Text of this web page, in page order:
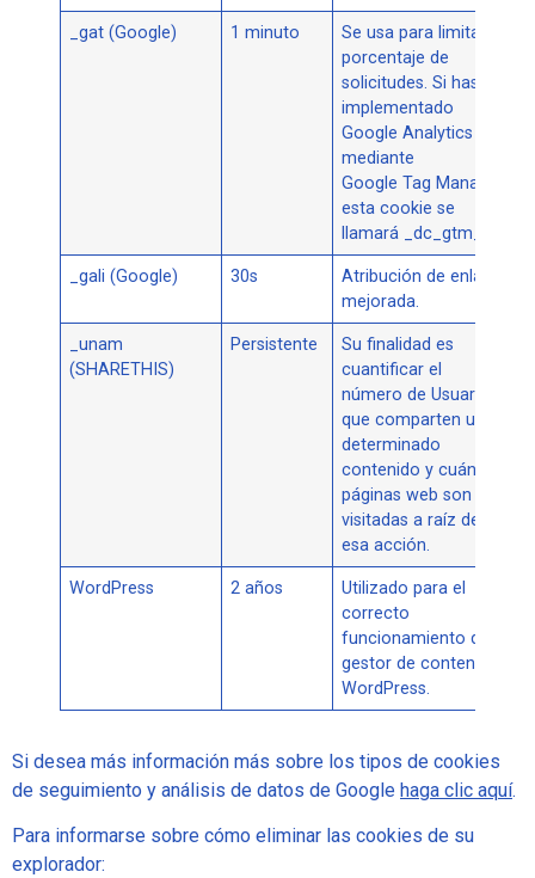
_gat (Google) 1 minuto
Se usa para limitar el
porcentaje de
solicitudes. Si has
implementado
Google Analytics
mediante
Google Tag Manager,
esta cookie se
llamará _dc_gtm_
_gali (Google) 30s
Atribución de enlace
mejorada.
_unam
(SHARETHIS)
Persistente
Su finalidad es
cuantificar el
número de Usuarios
que comparten un
determinado
contenido y cuántas
páginas web son
visitadas a raíz de
esa acción.
WordPress 2 años
Utilizado para el
correcto
funcionamiento del
gestor de contenido
WordPress.
Si desea más información más sobre los tipos de cookies
de seguimiento y análisis de datos de Google haga clic aquí.
Para informarse sobre cómo eliminar las cookies de su
explorador: